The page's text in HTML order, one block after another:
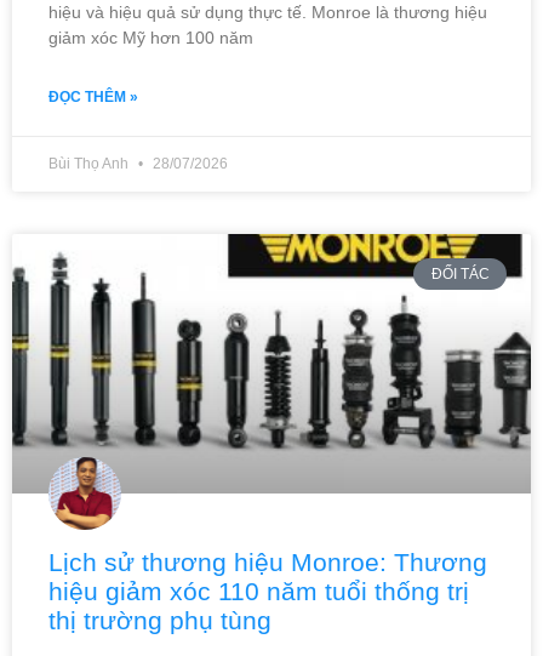
hiệu và hiệu quả sử dụng thực tế. Monroe là thương hiệu
giảm xóc Mỹ hơn 100 năm
ĐỌC THÊM »
Bùi Thọ Anh 28/07/2026
ĐỐI TÁC
Lịch sử thương hiệu Monroe: Thương
hiệu giảm xóc 110 năm tuổi thống trị
thị trường phụ tùng